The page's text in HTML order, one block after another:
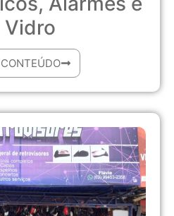
Vidro